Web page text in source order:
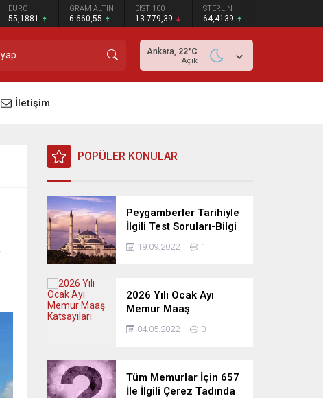
EURO
55,1881
GRAM ALTIN
6.660,55
BIST 100
13.779,39
STERLİN
64,4139
Ankara, 22°C
Açık
İletişim
POPÜLER KONULAR
Peygamberler Tarihiyle
İlgili Test Soruları-Bilgi
Yarışması
19.09.2022 1
2026 Yılı Ocak Ayı
Memur Maaş
Katsayıları
04.05.2022 0
Tüm Memurlar İçin 657
İle İlgili Çerez Tadında